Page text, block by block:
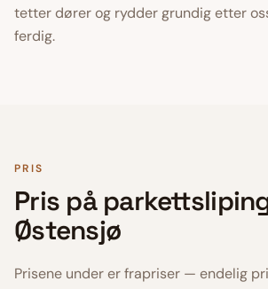
tetter dører og rydder grundig etter
ferdig.
PRIS
Pris på
Østensjø
Prisene under er frapriser — endelig